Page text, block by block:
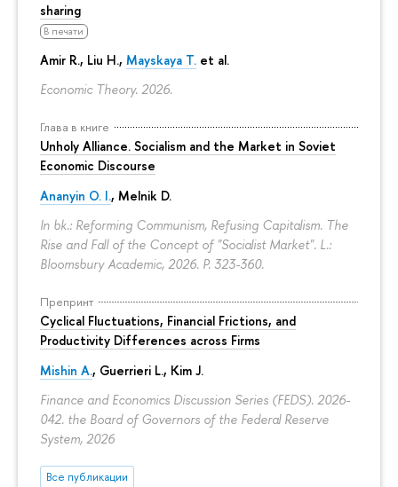
sharing
В печати
Amir R., Liu H., Mayskaya T. et al.
Economic Theory. 2026.
Глава в книге
Unholy Alliance. Socialism and the Market in Soviet
Economic Discourse
Ananyin O. I., Melnik D.
In bk.: Reforming Communism, Refusing Capitalism. The
Rise and Fall of the Concept of "Socialist Market". L.:
Bloomsbury Academic, 2026. P. 323-360.
Препринт
Cyclical Fluctuations, Financial Frictions, and
Productivity Differences across Firms
Mishin A., Guerrieri L., Kim J.
Finance and Economics Discussion Series (FEDS). 2026-
042. the Board of Governors of the Federal Reserve
System, 2026
Все публикации